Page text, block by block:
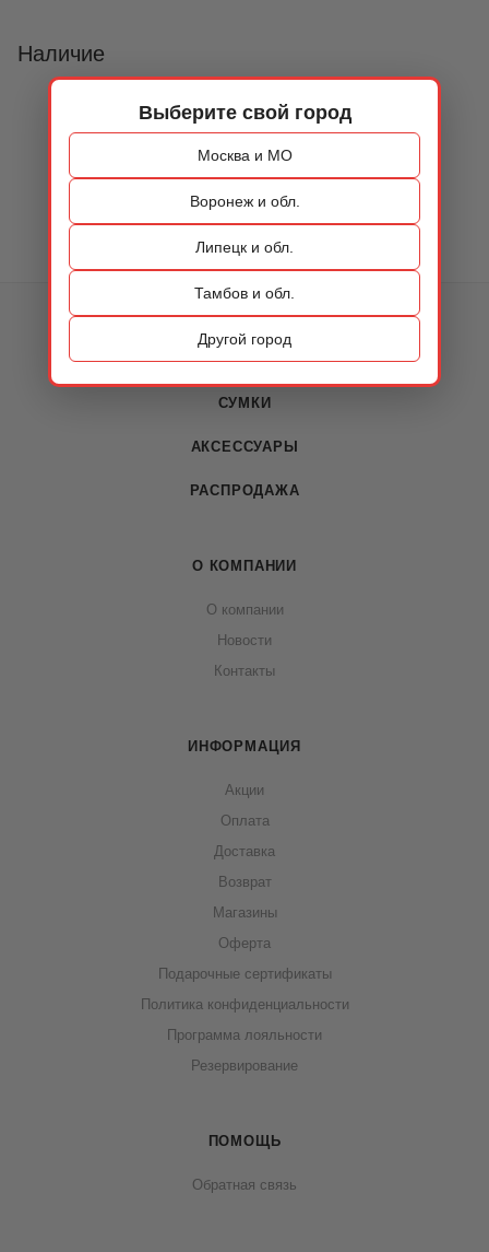
Выберите свой город
Москва и МО
Воронеж и обл.
Липецк и обл.
Тамбов и обл.
Другой город
Наличие
КАТАЛОГ
ОБУВЬ
СУМКИ
АКСЕССУАРЫ
РАСПРОДАЖА
О КОМПАНИИ
О компании
Новости
Контакты
ИНФОРМАЦИЯ
Акции
Оплата
Доставка
Возврат
Магазины
Оферта
Подарочные сертификаты
Политика конфиденциальности
Программа лояльности
Резервирование
ПОМОЩЬ
Обратная связь